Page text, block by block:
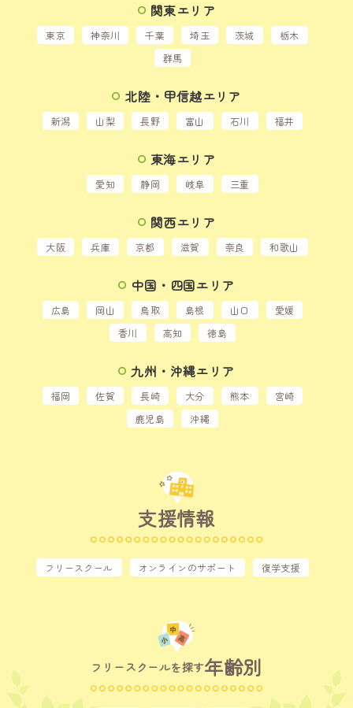
関東エリア
東京 神奈川 千葉 埼玉 茨城
栃木
群馬
北陸・甲信越エリア
新潟 山梨 長野 富山 石川 福井
東海エリア
愛知 静岡 岐阜 三重
関西エリア
大阪 兵庫 京都 滋賀 奈良 和歌山
中国・四国エリア
広島 岡山 鳥取 島根 山口
愛媛
香川
高知 徳島
九州・沖縄エリア
福岡 佐賀 長崎 大分 熊本
宮崎
鹿児島
沖縄
支援情報
フリースクール オンラインのサポート 復学支援
フリースクールを探す年齢別